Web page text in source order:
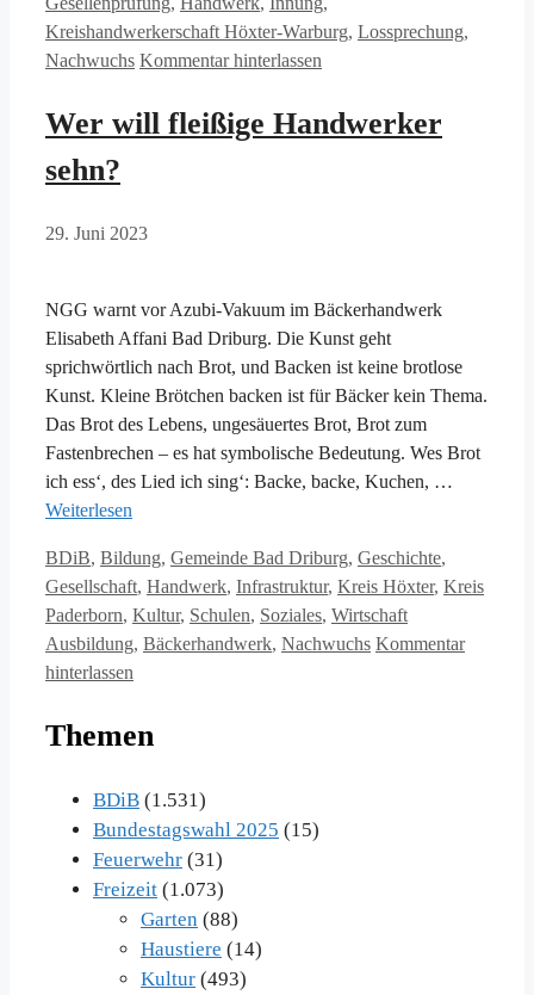
Kreishandwerkerschaft Höxter-Warburg, Lossprechung,
Nachwuchs Kommentar hinterlassen
Wer will fleißige Handwerker
sehn?
29. Juni 2023
NGG warnt vor Azubi-Vakuum im Bäckerhandwerk
Elisabeth Affani Bad Driburg. Die Kunst geht
sprichwörtlich nach Brot, und Backen ist keine brotlose
Kunst. Kleine Brötchen backen ist für Bäcker kein Thema.
Das Brot des Lebens, ungesäuertes Brot, Brot zum
Fastenbrechen – es hat symbolische Bedeutung. Wes Brot
ich ess‘, des Lied ich sing‘: Backe, backe, Kuchen, …
Weiterlesen
Kategorien
BDiB, Bildung, Gemeinde Bad Driburg, Geschichte,
Gesellschaft, Handwerk, Infrastruktur, Kreis Höxter, Kreis
Paderborn, Kultur, Schulen, Soziales, WirtschaftSchlagwörter
Ausbildung, Bäckerhandwerk, Nachwuchs Kommentar
hinterlassen
Themen
BDiB (1.531)
Bundestagswahl 2025 (15)
Feuerwehr (31)
Freizeit (1.073)
Garten (88)
Haustiere (14)
Kultur (493)